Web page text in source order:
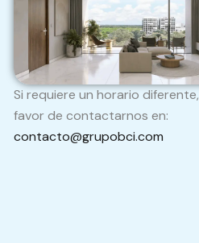
Si requiere un horario diferente,
favor de contactarnos en:
contacto@grupobci.com